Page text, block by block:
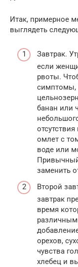
Итак, примерное
выглядеть
Завтрак.
если
рвоты.
симптомы,
банан или
омлет с
воде или
заменить
Второй
завтрак
время
орехов,
чувства
хлебец и